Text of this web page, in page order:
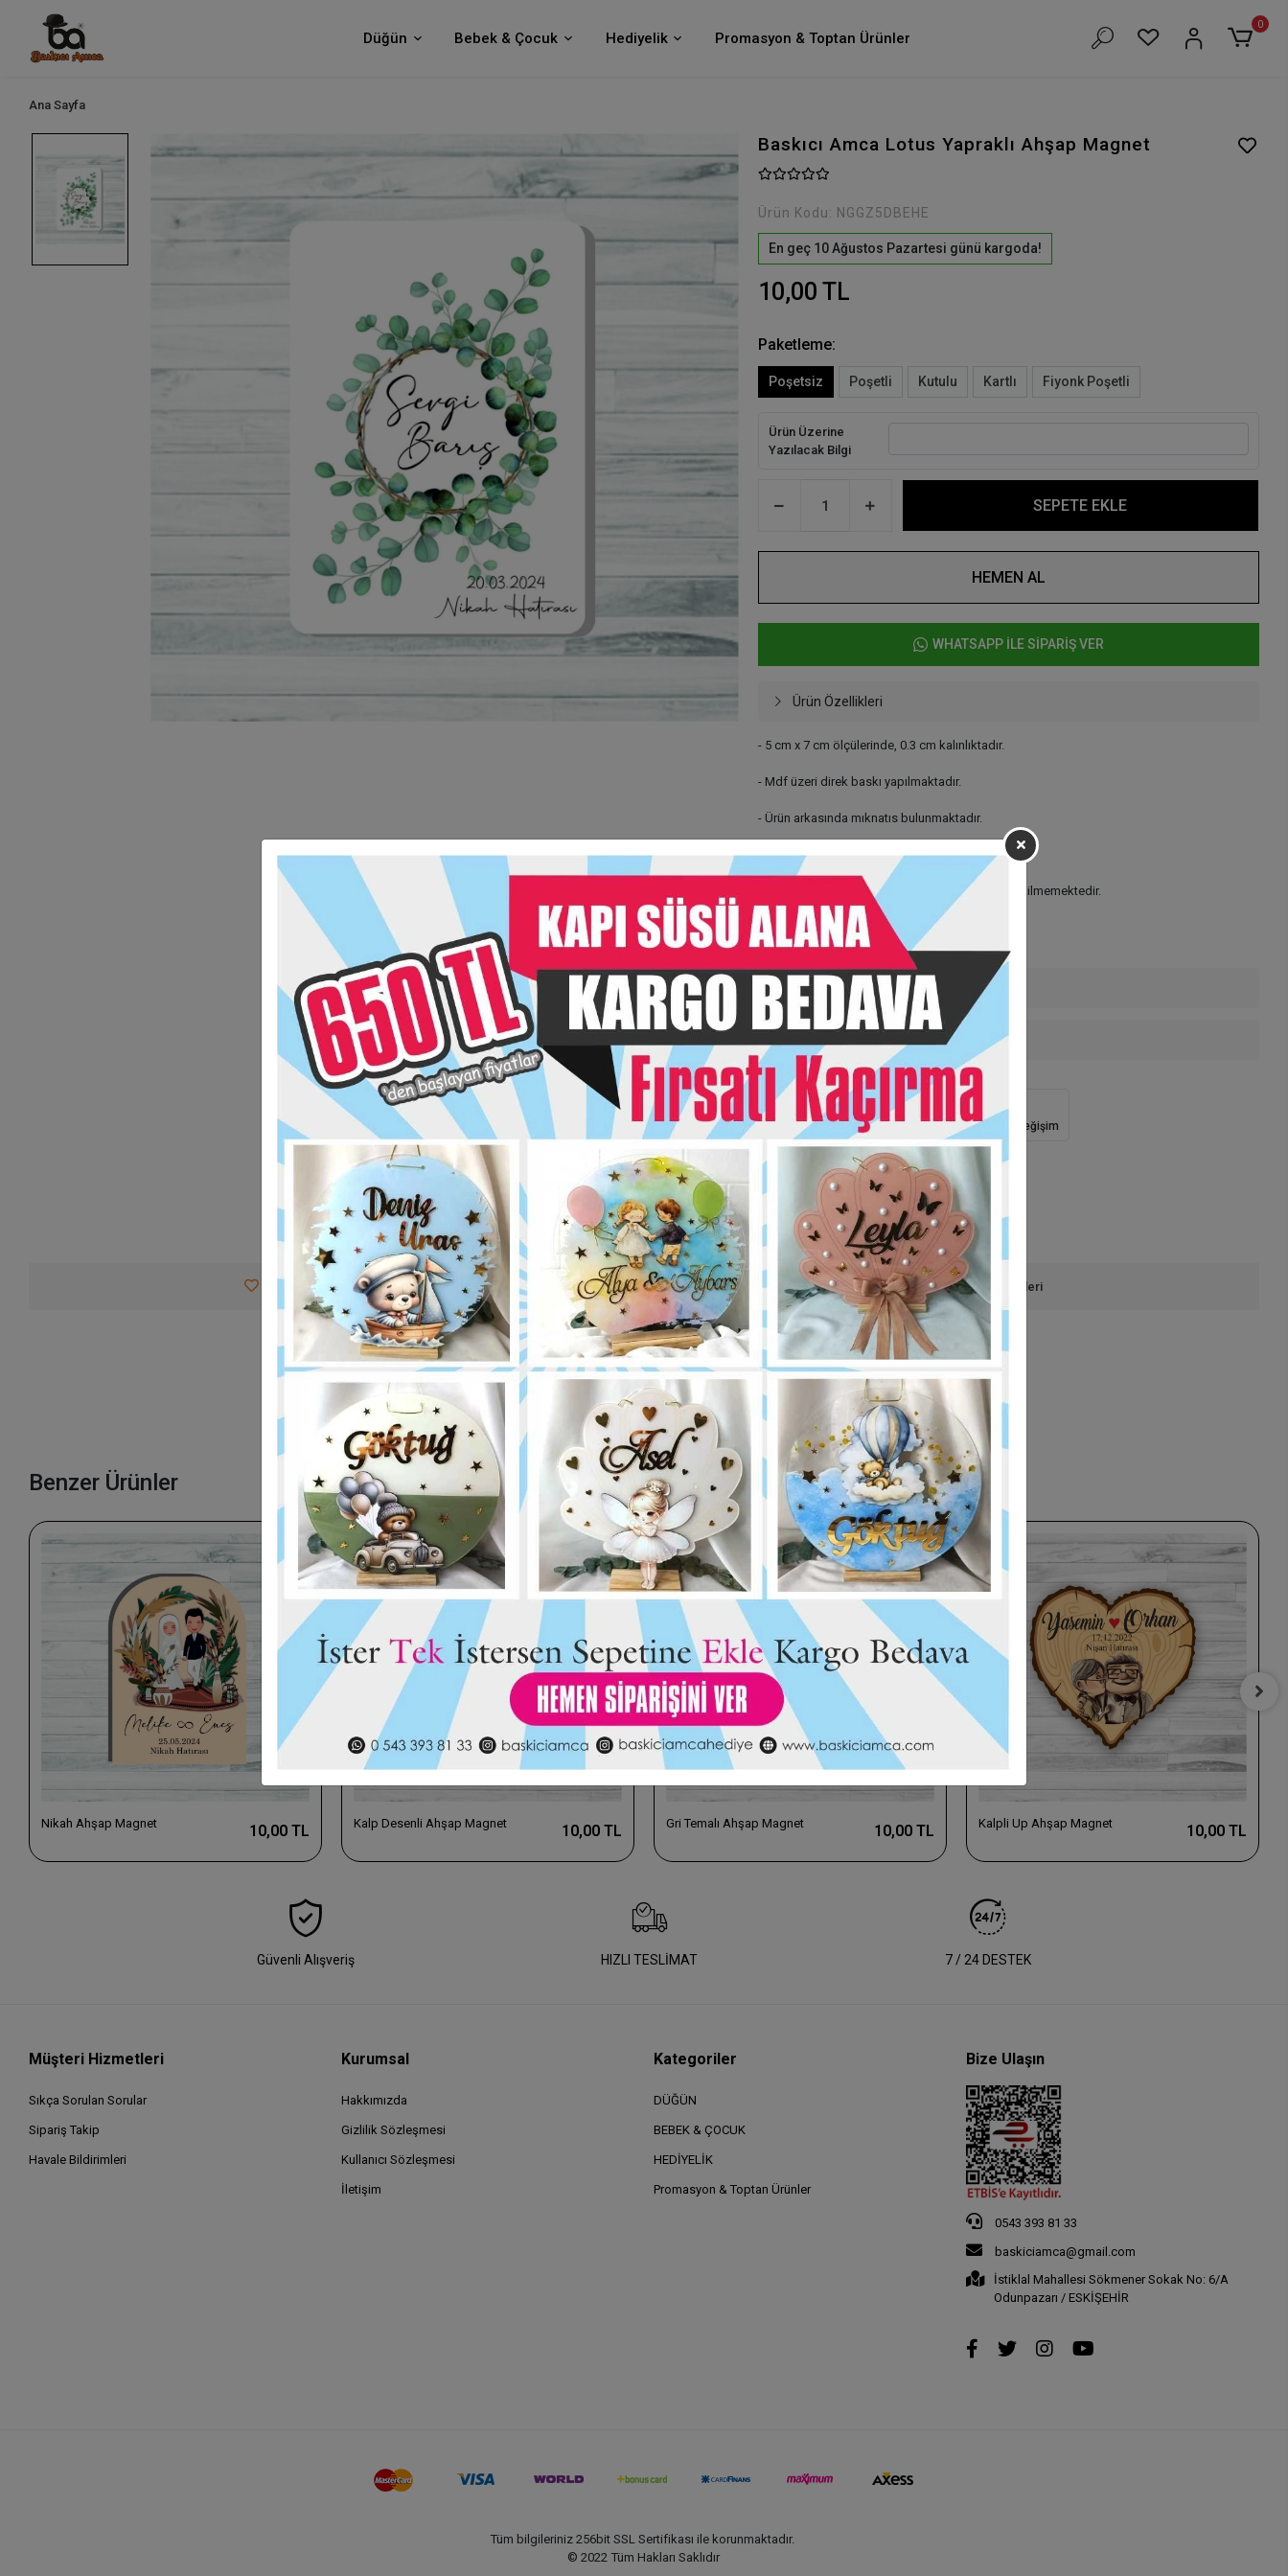
Düğün Bebek & Çocuk Hediyelik Promasyon & Toptan Ürünler
0
Ana Sayfa
Baskıcı Amca Lotus Yapraklı Ahşap Magnet
Ürün Kodu: NGGZ5DBEHE
En geç 10 Ağustos Pazartesi günü kargoda!
10,00 TL
Paketleme:
Poşetsiz Poşetli Kutulu Kartlı Fiyonk Poşetli
Ürün Üzerine
Yazılacak Bilgi
SEPETE EKLE
HEMEN AL
WHATSAPP İLE SİPARİŞ VER
Ürün Özellikleri
- 5 cm x 7 cm ölçülerinde, 0.3 cm kalınlıktadır.
- Mdf üzeri direk baskı yapılmaktadır.
- Ürün arkasında mıknatıs bulunmaktadır.
- Farklı görseller uygulanabilmektedir.
- Ürün kişiye özel hazırlanmaktadır. İade kabul edilmemektedir.
- Acil siparişlerinizde iletişime geçiniz
Taksit Seçenekleri
Hızlı Gönderi Güvenli Alışveriş İade ve Değişim
Favorilerime Ekle Tavsiye Et Yorum Yaz Karşılaştır Fiyat Alarmı Telefonla Sipariş Ürün Önerileri
Bu ürün için henüz yorum yapılmadı.
Yorum Yap
Benzer Ürünler
Nikah Ahşap Magnet 10,00 TL Kalp Desenli Ahşap Magnet 10,00 TL Gri Temalı Ahşap Magnet 10,00 TL Kalpli Up Ahşap Magnet 10,00 TL
Güvenli Alışveriş HIZLI TESLİMAT 7 / 24 DESTEK
Müşteri Hizmetleri
Sıkça Sorulan Sorular
Sipariş Takip
Havale Bildirimleri
Kurumsal
Hakkımızda
Gizlilik Sözleşmesi
Kullanıcı Sözleşmesi
İletişim
Kategoriler
DÜĞÜN
BEBEK & ÇOCUK
HEDİYELİK
Promasyon & Toptan Ürünler
Bize Ulaşın
0543 393 81 33
baskiciamca@gmail.com
İstiklal Mahallesi Sökmener Sokak No: 6/A
Odunpazarı / ESKİŞEHİR
Tüm bilgileriniz 256bit SSL Sertifikası ile korunmaktadır.
© 2022 Tüm Hakları Saklıdır